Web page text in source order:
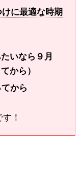
けに最適な時期
いなら９月
から）
から
！